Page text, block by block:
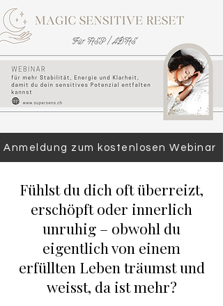
Anmeldung zum kostenlosen Webinar
Fühlst du dich oft überreizt,
erschöpft oder innerlich
unruhig – obwohl du
eigentlich von einem
erfüllten Leben träumst und
weisst, da ist mehr?